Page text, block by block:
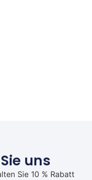
uns
Sie 10 % Rabatt